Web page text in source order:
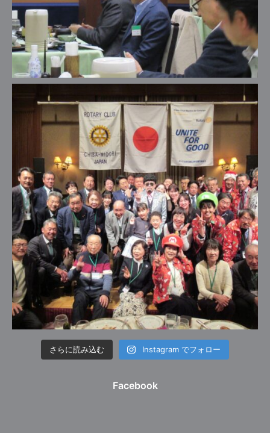
さらに読み込む Instagram でフォロー
Facebook